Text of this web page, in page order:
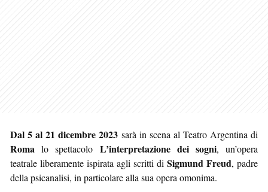
Dal 5 al 21 dicembre 2023 sarà in scena al Teatro Argentina di
Roma lo spettacolo L’interpretazione dei sogni, un’opera
teatrale liberamente ispirata agli scritti di Sigmund Freud, padre
della psicanalisi, in particolare alla sua opera omonima.